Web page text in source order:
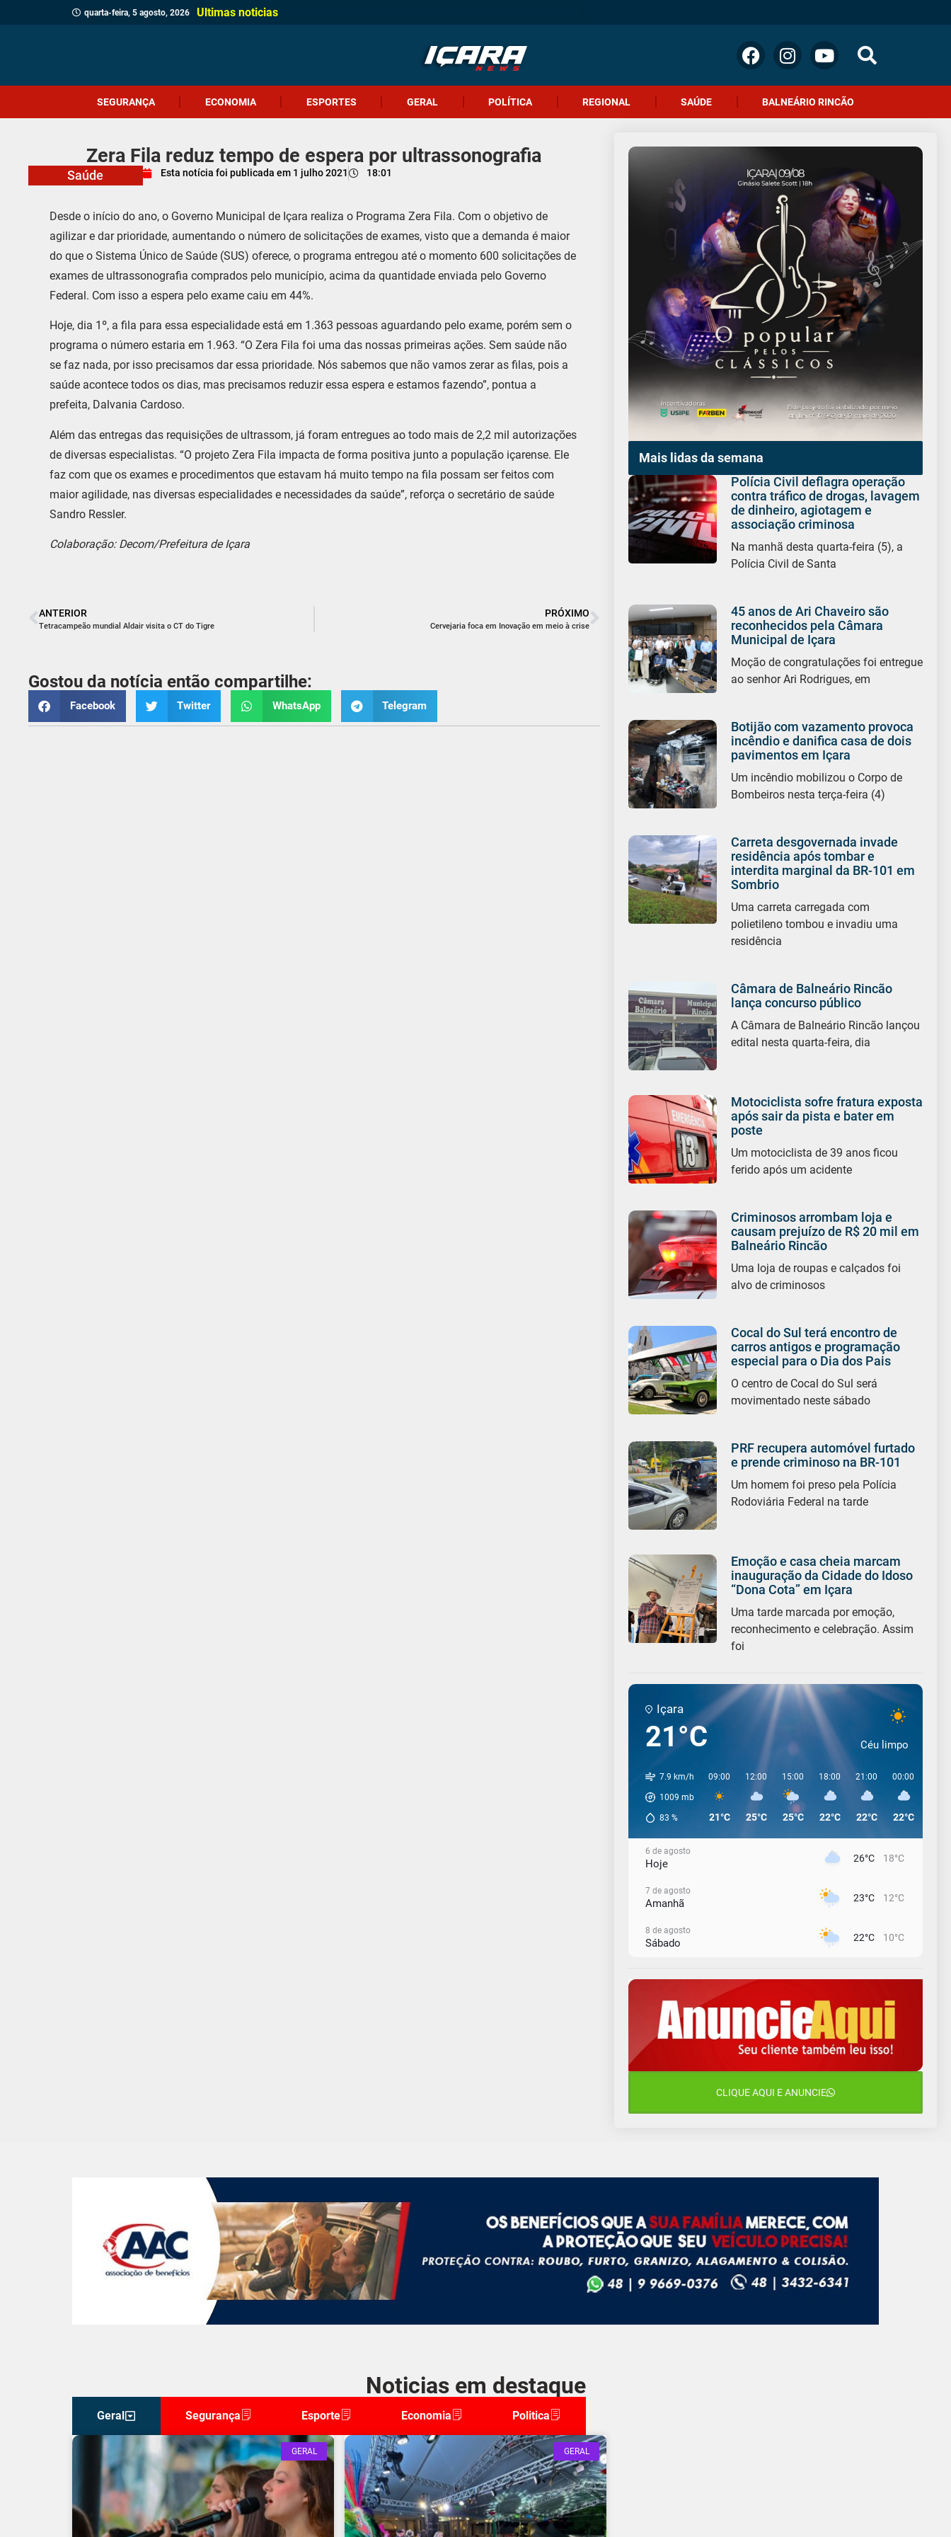
quarta-feira, 5 agosto, 2026 Ultimas noticias
SEGURANÇA ECONOMIA ESPORTES GERAL POLÍTICA REGIONAL SAÚDE BALNEÁRIO RINCÃO
Zera Fila reduz tempo de espera por ultrassonografia
Saúde Esta notícia foi publicada em 1 julho 2021 18:01
Desde o início do ano, o Governo Municipal de Içara realiza o Programa Zera Fila. Com o objetivo de
agilizar e dar prioridade, aumentando o número de solicitações de exames, visto que a demanda é maior
do que o Sistema Único de Saúde (SUS) oferece, o programa entregou até o momento 600 solicitações de
exames de ultrassonografia comprados pelo município, acima da quantidade enviada pelo Governo
Federal. Com isso a espera pelo exame caiu em 44%.
Hoje, dia 1º, a fila para essa especialidade está em 1.363 pessoas aguardando pelo exame, porém sem o
programa o número estaria em 1.963. “O Zera Fila foi uma das nossas primeiras ações. Sem saúde não
se faz nada, por isso precisamos dar essa prioridade. Nós sabemos que não vamos zerar as filas, pois a
saúde acontece todos os dias, mas precisamos reduzir essa espera e estamos fazendo”, pontua a
prefeita, Dalvania Cardoso.
Além das entregas das requisições de ultrassom, já foram entregues ao todo mais de 2,2 mil autorizações
de diversas especialistas. “O projeto Zera Fila impacta de forma positiva junto a população içarense. Ele
faz com que os exames e procedimentos que estavam há muito tempo na fila possam ser feitos com
maior agilidade, nas diversas especialidades e necessidades da saúde”, reforça o secretário de saúde
Sandro Ressler.
Colaboração: Decom/Prefeitura de Içara
ANTERIOR
Tetracampeão mundial Aldair visita o CT do Tigre
PRÓXIMO
Cervejaria foca em Inovação em meio à crise
Gostou da notícia então compartilhe:
Facebook Twitter WhatsApp Telegram
Mais lidas da semana
Polícia Civil deflagra operação
contra tráfico de drogas, lavagem
de dinheiro, agiotagem e
associação criminosa
Na manhã desta quarta-feira (5), a
Polícia Civil de Santa
45 anos de Ari Chaveiro são
reconhecidos pela Câmara
Municipal de Içara
Moção de congratulações foi entregue
ao senhor Ari Rodrigues, em
Botijão com vazamento provoca
incêndio e danifica casa de dois
pavimentos em Içara
Um incêndio mobilizou o Corpo de
Bombeiros nesta terça-feira (4)
Carreta desgovernada invade
residência após tombar e
interdita marginal da BR-101 em
Sombrio
Uma carreta carregada com
polietileno tombou e invadiu uma
residência
Câmara de Balneário Rincão
lança concurso público
A Câmara de Balneário Rincão lançou
edital nesta quarta-feira, dia
Motociclista sofre fratura exposta
após sair da pista e bater em
poste
Um motociclista de 39 anos ficou
ferido após um acidente
Criminosos arrombam loja e
causam prejuízo de R$ 20 mil em
Balneário Rincão
Uma loja de roupas e calçados foi
alvo de criminosos
Cocal do Sul terá encontro de
carros antigos e programação
especial para o Dia dos Pais
O centro de Cocal do Sul será
movimentado neste sábado
PRF recupera automóvel furtado
e prende criminoso na BR-101
Um homem foi preso pela Polícia
Rodoviária Federal na tarde
Emoção e casa cheia marcam
inauguração da Cidade do Idoso
“Dona Cota” em Içara
Uma tarde marcada por emoção,
reconhecimento e celebração. Assim
foi
Içara
21°C Céu limpo
7.9 km/h
1009 mb
83 %
09:00
21°C
12:00
25°C
15:00
25°C
18:00
22°C
21:00
22°C
00:00
22°C
6 de agosto
Hoje 26°C 18°C
7 de agosto
Amanhã 23°C 12°C
8 de agosto
Sábado 22°C 10°C
Domingo 16°C 12°C
10 de agosto
Segunda-Feira
11 de agosto
15°C 8°C
CLIQUE AQUI E ANUNCIE
Noticias em destaque
Geral Segurança Esporte Economia Politica
GERAL GERAL